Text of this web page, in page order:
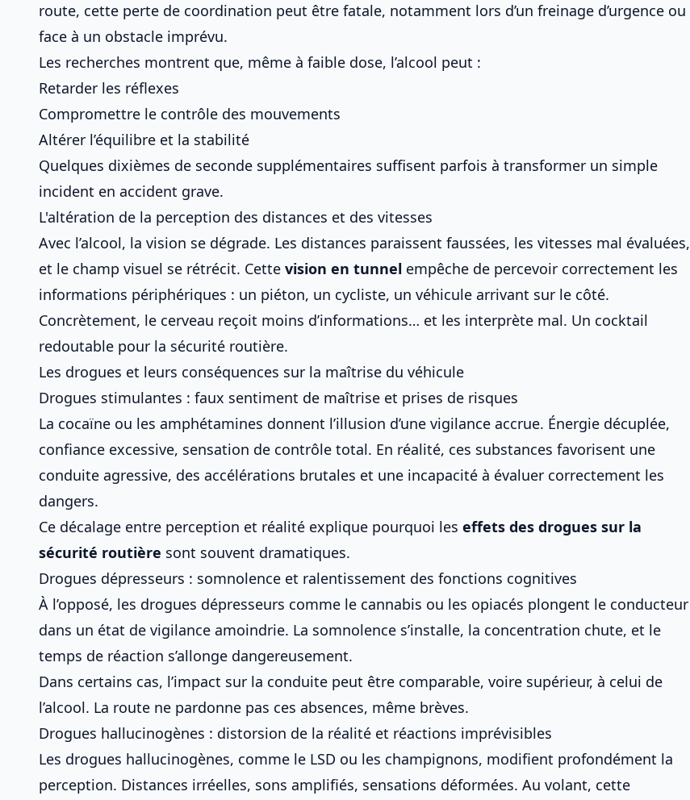
route, cette perte de coordination peut être fatale, notamment lors d’un freinage d’urgence ou
face à un obstacle imprévu.
Les recherches montrent que, même à faible dose, l’alcool peut :
Retarder les réflexes
Compromettre le contrôle des mouvements
Altérer l’équilibre et la stabilité
Quelques dixièmes de seconde supplémentaires suffisent parfois à transformer un simple
incident en accident grave.
L'altération de la perception des distances et des vitesses
Avec l’alcool, la vision se dégrade. Les distances paraissent faussées, les vitesses mal évaluées,
et le champ visuel se rétrécit. Cette vision en tunnel empêche de percevoir correctement les
informations périphériques : un piéton, un cycliste, un véhicule arrivant sur le côté.
Concrètement, le cerveau reçoit moins d’informations… et les interprète mal. Un cocktail
redoutable pour la sécurité routière.
Les drogues et leurs conséquences sur la maîtrise du véhicule
Drogues stimulantes : faux sentiment de maîtrise et prises de risques
La cocaïne ou les amphétamines donnent l’illusion d’une vigilance accrue. Énergie décuplée,
confiance excessive, sensation de contrôle total. En réalité, ces substances favorisent une
conduite agressive, des accélérations brutales et une incapacité à évaluer correctement les
dangers.
Ce décalage entre perception et réalité explique pourquoi les effets des drogues sur la
sécurité routière sont souvent dramatiques.
Drogues dépresseurs : somnolence et ralentissement des fonctions cognitives
À l’opposé, les drogues dépresseurs comme le cannabis ou les opiacés plongent le conducteur
dans un état de vigilance amoindrie. La somnolence s’installe, la concentration chute, et le
temps de réaction s’allonge dangereusement.
Dans certains cas, l’impact sur la conduite peut être comparable, voire supérieur, à celui de
l’alcool. La route ne pardonne pas ces absences, même brèves.
Drogues hallucinogènes : distorsion de la réalité et réactions imprévisibles
Les drogues hallucinogènes, comme le LSD ou les champignons, modifient profondément la
perception. Distances irréelles, sons amplifiés, sensations déformées. Au volant, cette